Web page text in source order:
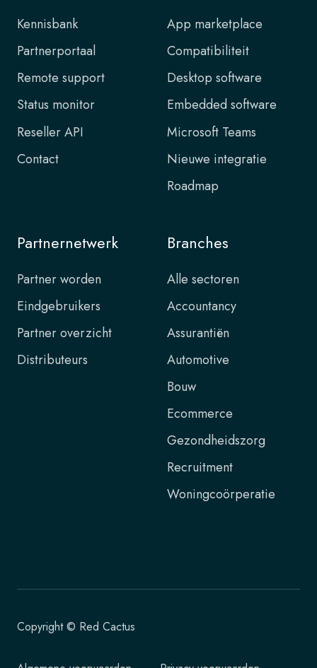
Kennisbank
Partnerportaal
Remote support
Status monitor
Reseller API
Contact
App marketplace
Compatibiliteit
Desktop software
Embedded software
Microsoft Teams
Nieuwe integratie
Roadmap
Partnernetwerk
Partner worden
Eindgebruikers
Partner overzicht
Distributeurs
Branches
Alle sectoren
Accountancy
Assurantiën
Automotive
Bouw
Ecommerce
Gezondheidszorg
Recruitment
Woningcoörperatie
Copyright © Red Cactus